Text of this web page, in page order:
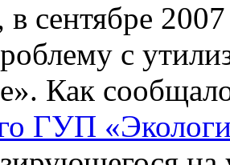
сентябре
с
Как
ГУП